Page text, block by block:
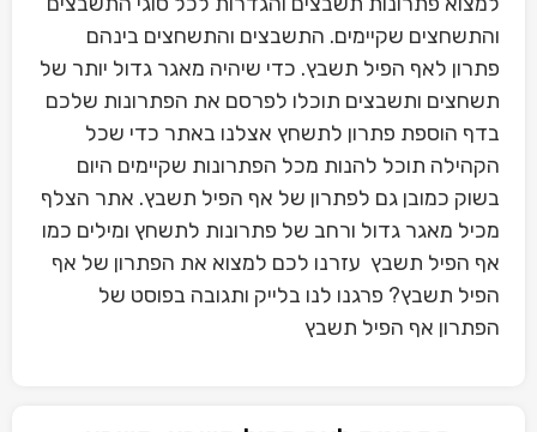
והתשחצים שקיימים. התשבצים והתשחצים בינהם
פתרון לאף הפיל תשבץ. כדי שיהיה מאגר גדול יותר של
תשחצים ותשבצים תוכלו לפרסם את הפתרונות שלכם
בדף הוספת פתרון לתשחץ אצלנו באתר כדי שכל
הקהילה תוכל להנות מכל הפתרונות שקיימים היום
בשוק כמובן גם לפתרון של אף הפיל תשבץ. אתר הצלף
מכיל מאגר גדול ורחב של פתרונות לתשחץ ומילים כמו
אף הפיל תשבץ עזרנו לכם למצוא את הפתרון של אף
הפיל תשבץ? פרגנו לנו בלייק ותגובה בפוסט של
הפתרון אף הפיל תשבץ